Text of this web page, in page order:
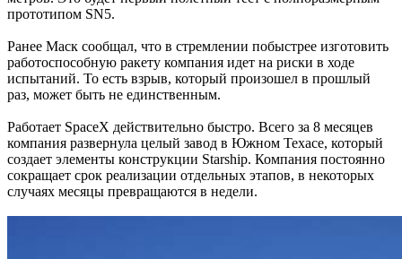
прототипом SN5.
Ранее Маск сообщал, что в стремлении побыстрее изготовить
работоспособную ракету компания идет на риски в ходе
испытаний. То есть взрыв, который произошел в прошлый
раз, может быть не единственным.
Работает SpaceX действительно быстро. Всего за 8 месяцев
компания развернула целый завод в Южном Техасе, который
создает элементы конструкции Starship. Компания постоянно
сокращает срок реализации отдельных этапов, в некоторых
случаях месяцы превращаются в недели.